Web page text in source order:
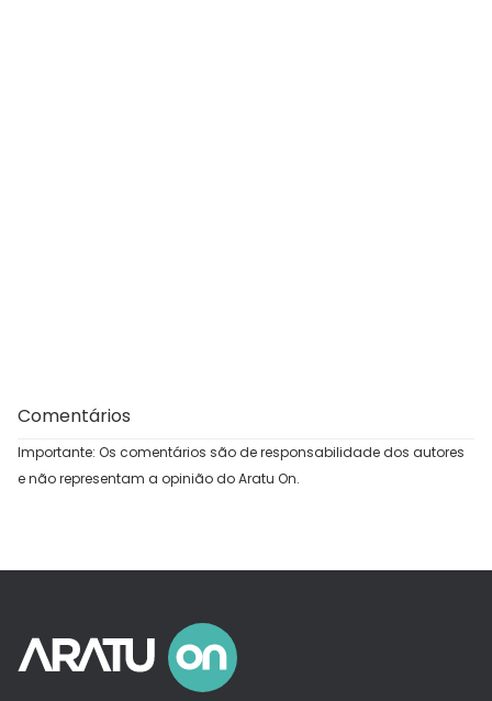
Comentários
Importante: Os comentários são de responsabilidade dos autores
e não representam a opinião do Aratu On.